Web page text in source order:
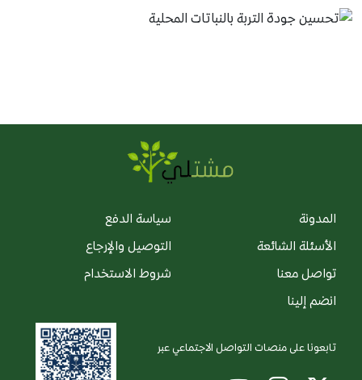
المدونة
الأسئلة الشائعة
تواصل معنا
انضم إلينا
سياسة الدفع
التوصيل والإرجاع
شروط الاستخدام
تابعونا على منصات التواصل الاجتماعي عبر